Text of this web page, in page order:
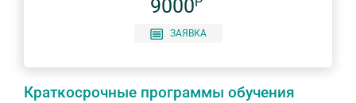
9000
ЗАЯВКА
Краткосрочные программы обучения